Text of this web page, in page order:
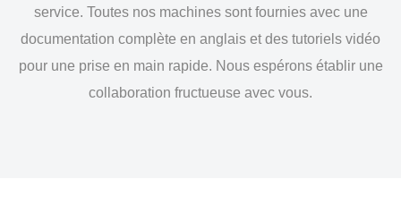
service. Toutes nos machines sont fournies avec une
documentation complète en anglais et des tutoriels vidéo
pour une prise en main rapide. Nous espérons établir une
collaboration fructueuse avec vous.